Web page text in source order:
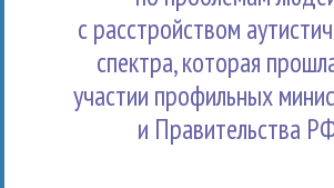
с расстройством
спектра, которая
участии профильных
и Правительства